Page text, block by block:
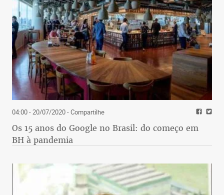
04:00 - 20/07/2020- Compartilhe
Os 15 anos do Google no Brasil: do começo em
BH à pandemia